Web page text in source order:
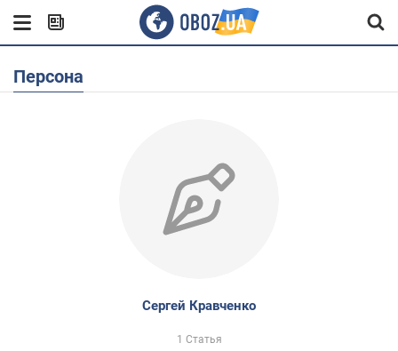
Персона
Сергей Кравченко
1 Статья